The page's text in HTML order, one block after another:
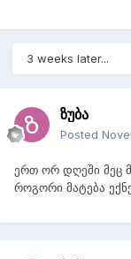
3 weeks later...
ზუბა
Posted
ერთ ორ დღეში მეც
როგორი მატება